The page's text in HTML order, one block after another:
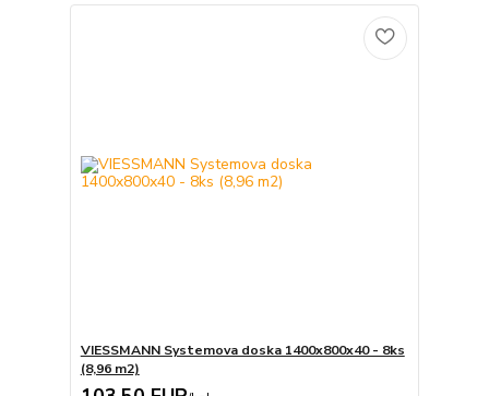
VIESSMANN Systemova doska 1400x800x40 - 8ks
(8,96 m2)